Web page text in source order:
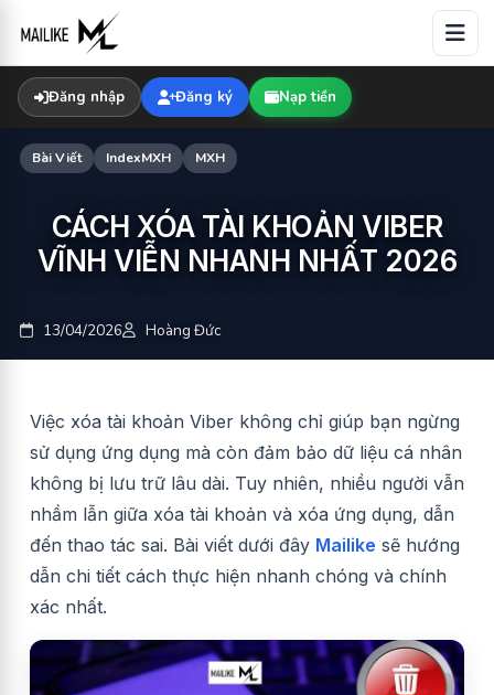
content
Đăng nhập Đăng ký Nạp tiền
Bài Viết IndexMXH MXH
CÁCH XÓA TÀI KHOẢN VIBER
VĨNH VIỄN NHANH NHẤT 2026
13/04/2026 Hoàng Đức
Việc xóa tài khoản Viber không chỉ giúp bạn ngừng
sử dụng ứng dụng mà còn đảm bảo dữ liệu cá nhân
không bị lưu trữ lâu dài. Tuy nhiên, nhiều người vẫn
nhầm lẫn giữa xóa tài khoản và xóa ứng dụng, dẫn
đến thao tác sai. Bài viết dưới đây Mailike sẽ hướng
dẫn chi tiết cách thực hiện nhanh chóng và chính
xác nhất.